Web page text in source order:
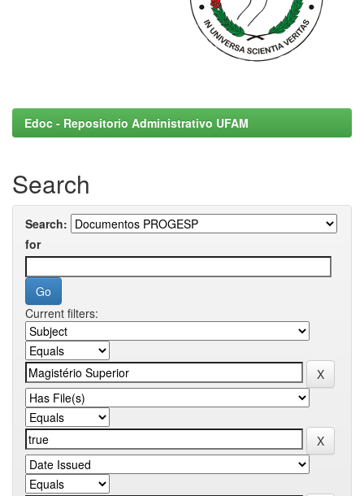
Edoc - Repositorio Administrativo UFAM
Search
Search:
for
Current filters: